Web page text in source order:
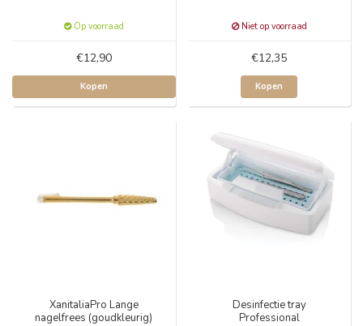
Op voorraad
€12,90
Kopen
Niet op voorraad
€12,35
Kopen
XanitaliaPro Lange
nagelfrees (goudkleurig)
Desinfectie tray
Professional